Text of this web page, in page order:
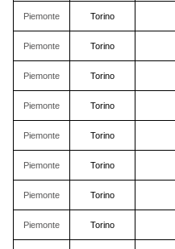
Piemonte Torino
Piemonte Torino
Piemonte Torino
Piemonte Torino
Piemonte Torino
Piemonte Torino
Piemonte Torino
Piemonte Torino